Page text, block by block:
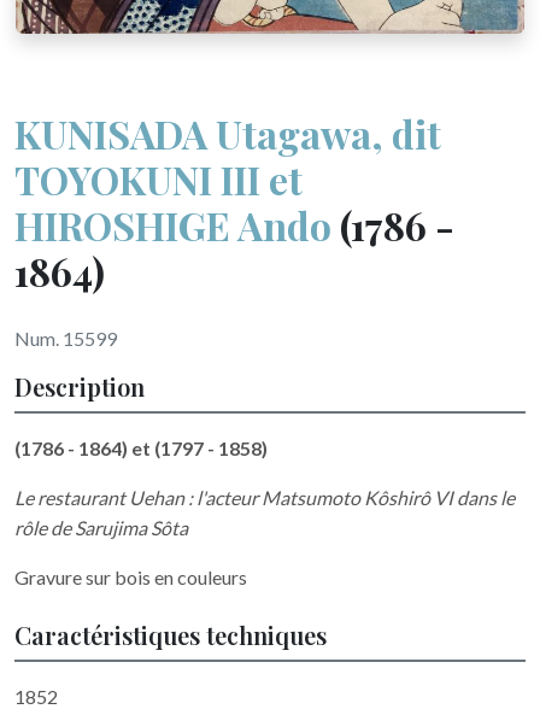
KUNISADA Utagawa, dit
TOYOKUNI III et
HIROSHIGE Ando (1786 -
1864)
Num. 15599
Description
(1786 - 1864) et (1797 - 1858)
Le restaurant Uehan : l'acteur Matsumoto Kôshirô VI dans le
rôle de Sarujima Sôta
Gravure sur bois en couleurs
Caractéristiques techniques
1852